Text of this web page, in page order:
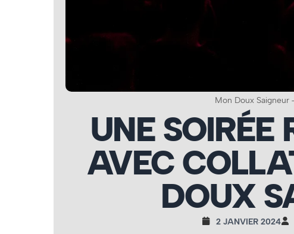
Mon Doux
UNE SOIRÉE
AVEC
DOUX
2 JANVIER 2024